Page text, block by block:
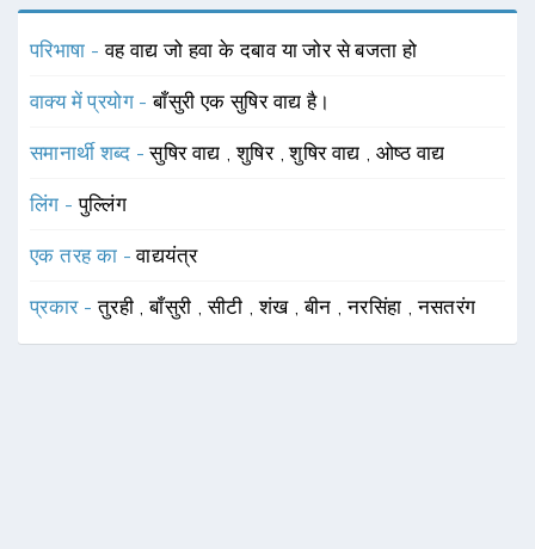
परिभाषा -वह वाद्य जो हवा के दबाव या जोर से बजता हो
वाक्य में प्रयोग -बाँसुरी एक सुषिर वाद्य है।
समानार्थी शब्द -सुषिर वाद्य ,शुषिर ,शुषिर वाद्य ,ओष्ठ वाद्य
लिंग -पुल्लिंग
एक तरह का -वाद्ययंत्र
प्रकार -तुरही ,बाँसुरी ,सीटी ,शंख ,बीन ,नरसिंहा ,नसतरंग